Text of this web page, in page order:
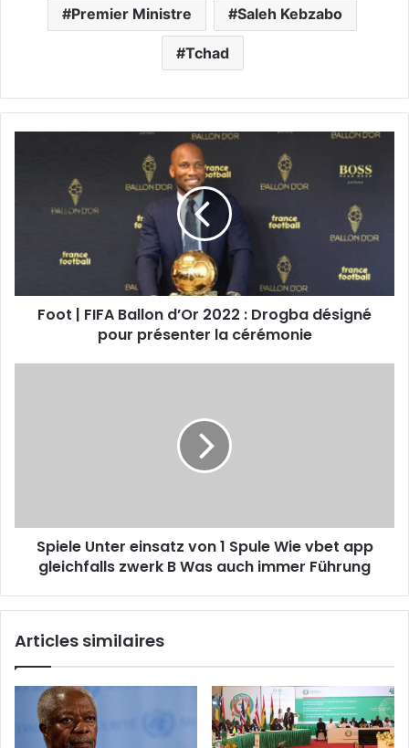
Premier Ministre Saleh Kebzabo
Tchad
Foot | FIFA Ballon d’Or 2022 : Drogba désigné
pour présenter la cérémonie
Spiele Unter einsatz von 1 Spule Wie vbet app
gleichfalls zwerk B Was auch immer Führung
Articles similaires